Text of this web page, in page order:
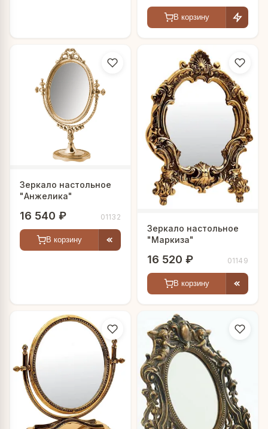
В корзину
Зеркало настольное
"Анжелика"
16 540 ₽ 01132
В корзину
Зеркало настольное
"Маркиза"
16 520 ₽ 01149
В корзину